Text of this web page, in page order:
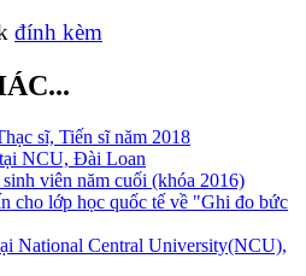
đính kèm
sĩ, Tiến sĩ năm 2018
NCU, Đài Loan
viên năm cuối (khóa 2016)
cho lớp học quốc tế về "Ghi đo bức
National Central University(NCU),